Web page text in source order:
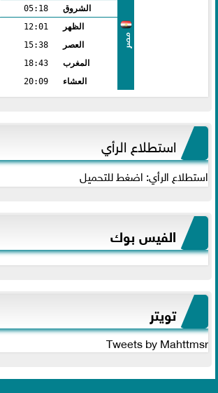
مصر
الشروق
05:18
الظهر
12:01
العصر
15:38
المغرب
18:43
العشاء
20:09
استطلاع الرأي
استطلاع الرأي: اضغط للتحميل
الفيس بوك
تويتر
Tweets by Mahttmsr